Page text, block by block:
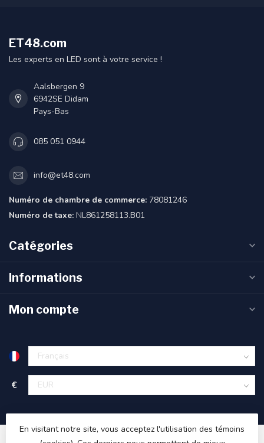
ET48.com
Les experts en LED sont à votre service !
Aalsbergen 9
6942SE Didam
Pays-Bas
085 051 0944
info@et48.com
Numéro de chambre de commerce: 78081246
Numéro de taxe: NL861258113.B01
Catégories
Informations
Mon compte
€
En visitant notre site, vous acceptez l'utilisation des témoins